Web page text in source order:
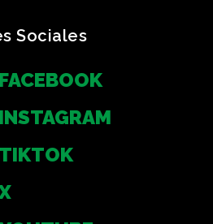
Sociales
FACEBOOK
INSTAGRAM
TIKTOK